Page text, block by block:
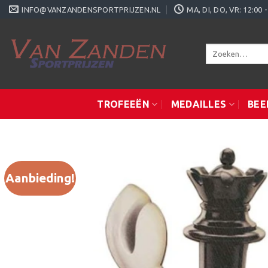
Ga
INFO@VANZANDENSPORTPRIJZEN.NL MA, DI, DO, VR: 12:00
Zoeken
TROFEEËN MEDAILLES
Aanbieding!